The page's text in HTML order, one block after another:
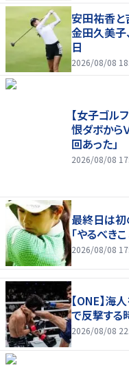
安田祐香と
金田久美
日
2026/08/08
【女子ゴル
恨ダボから
回あった」
2026/08/08
最終日は
「やるべき
2026/08/08
【ONE】海
で反撃する
2026/08/08